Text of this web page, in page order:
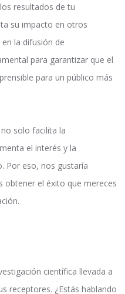
resultados de tu
su impacto en otros
la difusión de
para garantizar que el
para un público más
no solo facilita la
el interés y la
Por eso, nos gustaría
obtener el éxito que mereces
científica llevada a
receptores. ¿Estás hablando